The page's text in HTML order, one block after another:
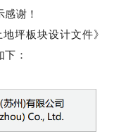
谢！
坪板块设计文件》
：